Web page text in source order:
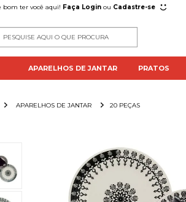
bom ter você aqui! Faça Loginou Cadastre-se
APARELHOS DE JANTAR PRATOS
APARELHOS DE JANTAR 20 PEÇAS